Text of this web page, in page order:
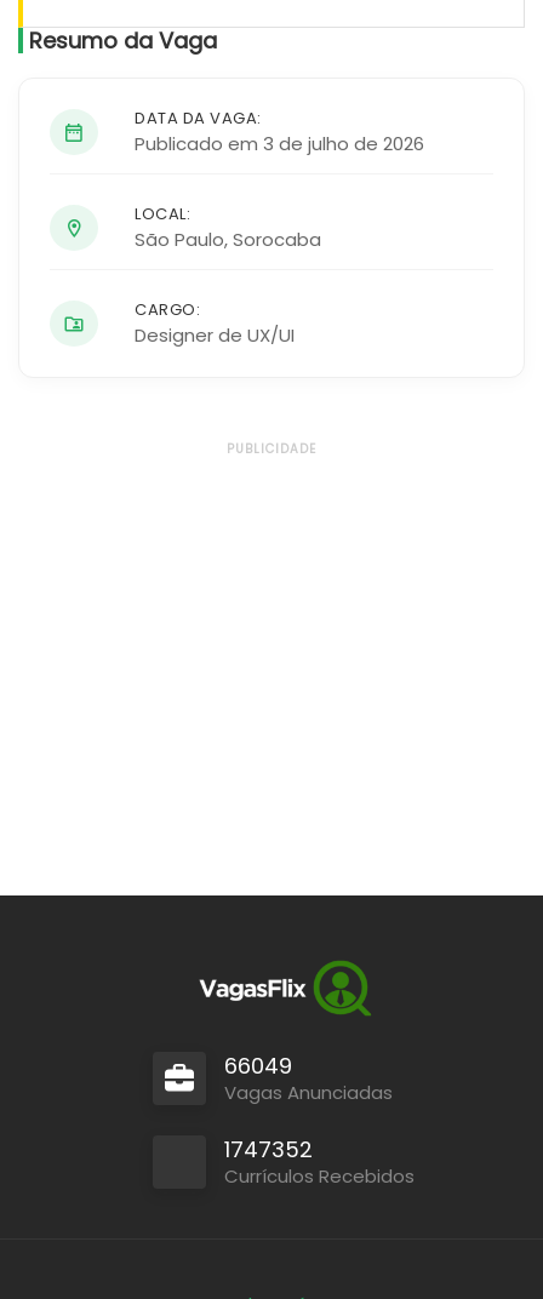
Resumo da Vaga
DATA DA VAGA:
Publicado em 3 de julho de 2026
LOCAL:
São Paulo,Sorocaba
CARGO:
Designer de UX/UI
PUBLICIDADE
66049
Vagas Anunciadas
1747352
Currículos Recebidos